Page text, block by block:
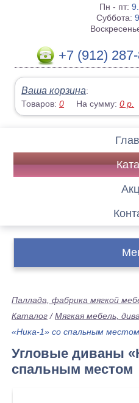
Пн - пт:
Суббота:
+7 (912)
Ваша корзина:
Товаров:0 На сумму:0 р.
Паллада, фабрика мягкой
Каталог /Мягкая мебель,
«Ника-1» со спальным местом
Угловые диваны
спальным местом